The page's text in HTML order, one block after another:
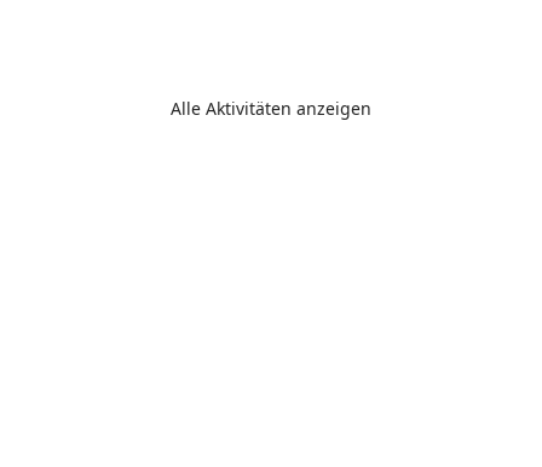
Alle Aktivitäten anzeigen